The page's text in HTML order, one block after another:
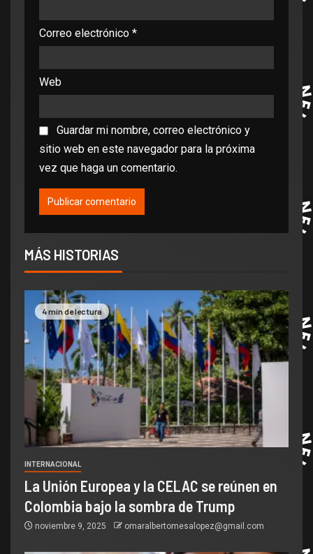
Correo electrónico *
Web
Guardar mi nombre, correo electrónico y
sitio web en este navegador para la próxima
vez que haga un comentario.
MÁS HISTORIAS
4 min de lectura
INTERNACIONAL
La Unión Europea y la CELAC se reúnen en
Colombia bajo la sombra de Trump
noviembre 9, 2025 omaralbertomesalopez@gmail.com